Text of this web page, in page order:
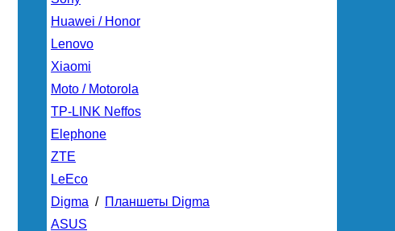
Huawei / Honor
Lenovo
Xiaomi
Moto / Motorola
TP-LINK Neffos
Elephone
ZTE
LeEco
Digma / Планшеты Digma
ASUS